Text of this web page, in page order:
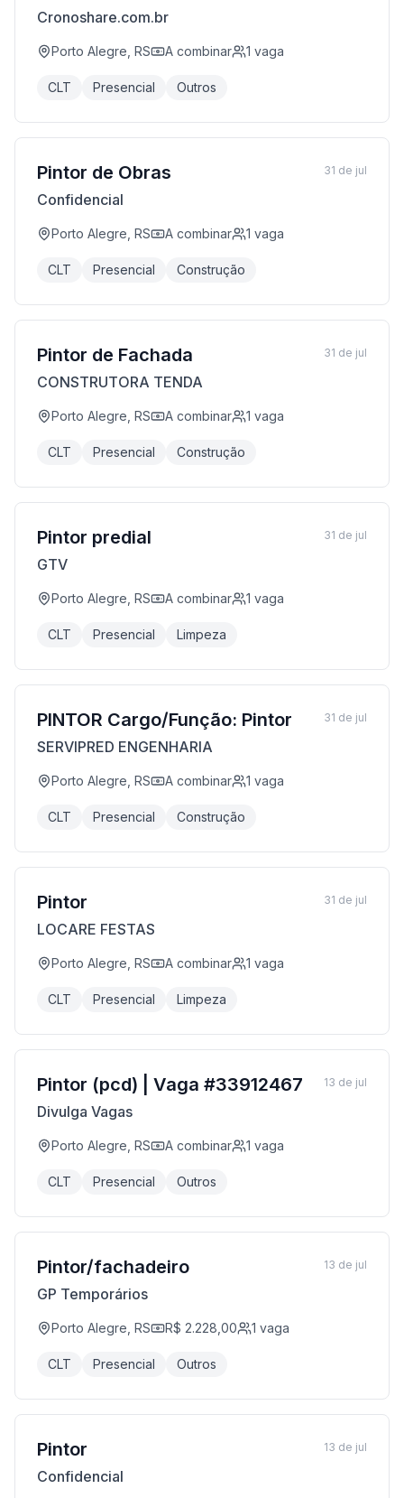
Cronoshare.com.br
Porto Alegre, RS A combinar 1 vaga
CLT Presencial Outros
Pintor de Obras
Confidencial
Porto Alegre, RS A combinar 1 vaga
CLT Presencial Construção
31 de jul
Pintor de Fachada
CONSTRUTORA TENDA
Porto Alegre, RS A combinar 1 vaga
CLT Presencial Construção
31 de jul
Pintor predial
GTV
Porto Alegre, RS A combinar 1 vaga
CLT Presencial Limpeza
31 de jul
PINTOR Cargo/Função: Pintor
SERVIPRED ENGENHARIA
Porto Alegre, RS A combinar 1 vaga
CLT Presencial Construção
31 de jul
Pintor
LOCARE FESTAS
Porto Alegre, RS A combinar 1 vaga
CLT Presencial Limpeza
31 de jul
Pintor (pcd) | Vaga #33912467
Divulga Vagas
Porto Alegre, RS A combinar 1 vaga
CLT Presencial Outros
13 de jul
Pintor/fachadeiro
GP Temporários
Porto Alegre, RS R$ 2.228,00 1 vaga
CLT Presencial Outros
13 de jul
Pintor
Confidencial
13 de jul